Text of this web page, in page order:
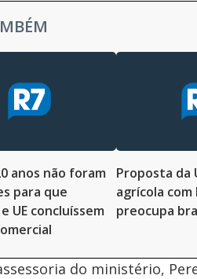
anos não foram
para que
UE concluíssem
Proposta da
agrícola com
preocupa
do ministério,